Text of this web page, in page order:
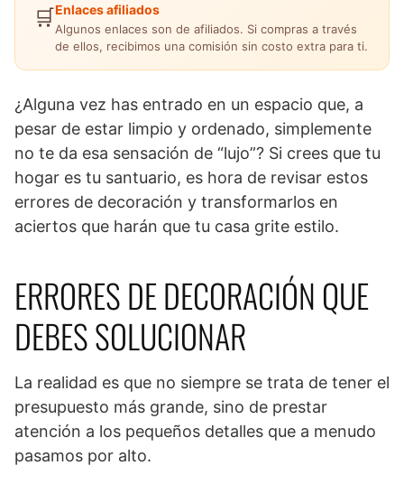
🛒Enlaces afiliados
Algunos enlaces son de afiliados. Si compras a través
de ellos, recibimos una comisión sin costo extra para ti.
¿Alguna vez has entrado en un espacio que, a
pesar de estar limpio y ordenado, simplemente
no te da esa sensación de “lujo”? Si crees que tu
hogar es tu santuario, es hora de revisar estos
errores de decoración y transformarlos en
aciertos que harán que tu casa grite estilo.
ERRORES DE DECORACIÓN QUE
DEBES SOLUCIONAR
La realidad es que no siempre se trata de tener el
presupuesto más grande, sino de prestar
atención a los pequeños detalles que a menudo
pasamos por alto.